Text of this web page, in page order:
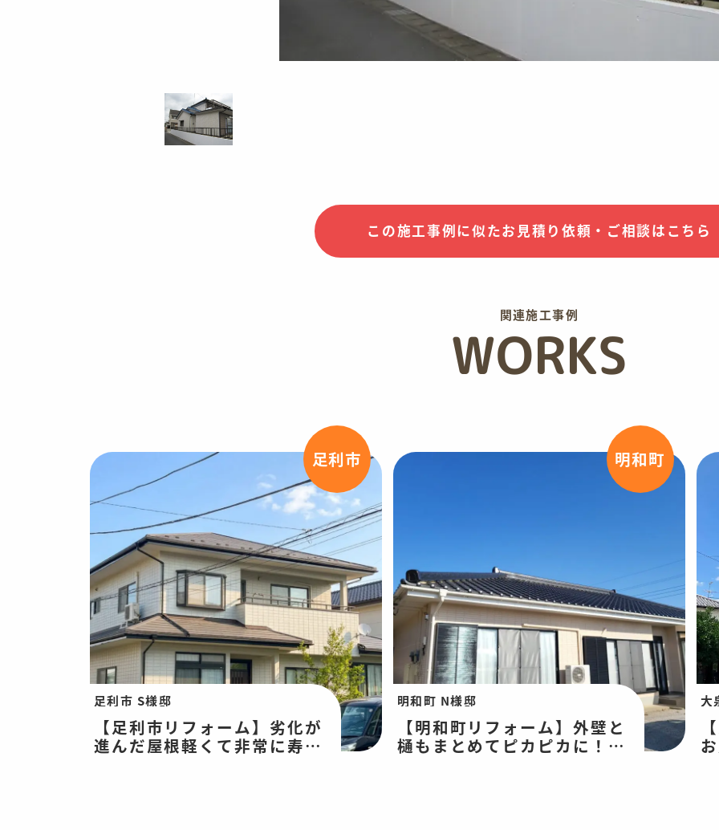
この施工事例に似たお見積り依頼・ご相談はこちら
関連施工事例
WORKS
足利市
足利市 S様邸
【足利市リフォーム】劣化が
進んだ屋根軽くて非常に寿命
明和町
明和町 N様邸
【明和町リフォーム】外壁と
樋もまとめてピカピカに！外
大